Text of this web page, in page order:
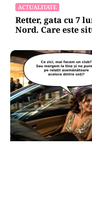
ACTUALITATE
Retter, gata cu 7
Nord. Care este